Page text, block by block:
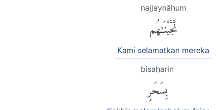
najjaynāhum
نَّجَّيْنَٰهُم
Kami selamatkan mereka
bisaḥarin
بِسَحَرٍ